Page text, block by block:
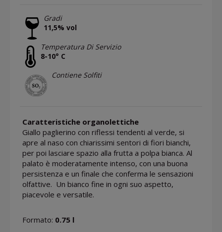
Gradi
11,5% vol
Temperatura Di Servizio
8-10° C
Contiene Solfiti
Caratteristiche organolettiche
Giallo paglierino con riflessi tendenti al verde, si
apre al naso con chiarissimi sentori di fiori bianchi,
per poi lasciare spazio alla frutta a polpa bianca. Al
palato è moderatamente intenso, con una buona
persistenza e un finale che conferma le sensazioni
olfattive. Un bianco fine in ogni suo aspetto,
piacevole e versatile.
Formato: 0.75 l